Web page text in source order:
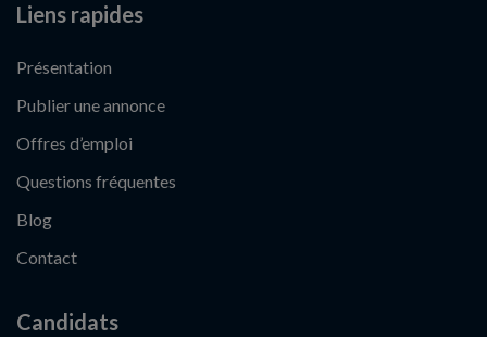
Liens rapides
Présentation
Publier une annonce
Offres d’emploi
Questions fréquentes
Blog
Contact
Candidats